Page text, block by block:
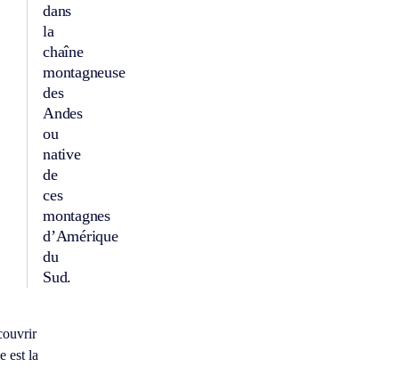
dans
la
chaîne
montagneuse
des
Andes
ou
native
de
ces
montagnes
d’Amérique
du
Sud.
est la